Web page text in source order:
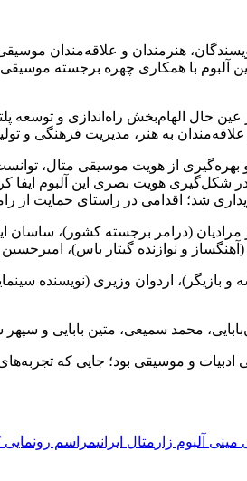
هنرمندان و علاقه‌مندان موسیقی
آلبوم با همکاری چهره برجسته
حال الهام‌بخش راه‌اندازی و توسعه
به هنر، مدیریت فرهنگی و
بهره‌گیری از هویت موسیقی متال،
شکل‌گیری هویت بصری این آلبوم ایفا
شد؛ اقدامی در راستای حمایت از
(درامر برجسته کشور)، ساسان
و نوازنده گیتار باس)،
بازیگر)، اردوان وزیری (نویسنده
محمد سمیعی، متین بابایی و
ادبیات و موسیقی بود؛ جایی که
مینی آلبوم زار متال ایرانیمراسم